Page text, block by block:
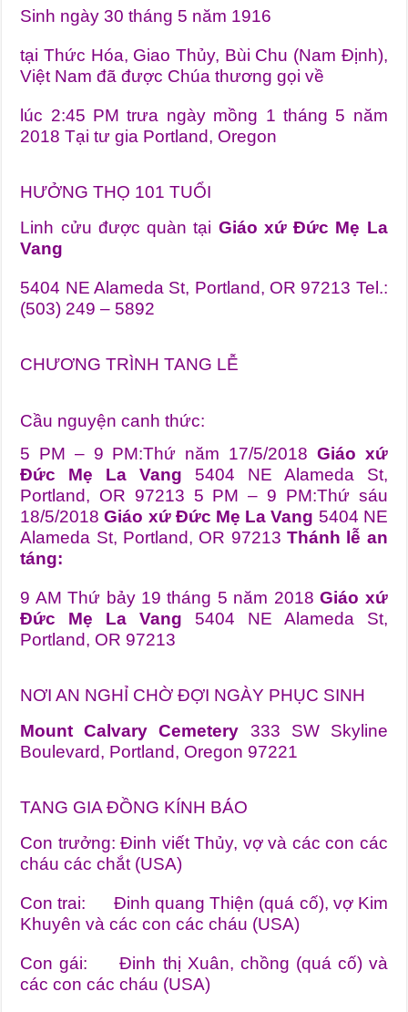
Sinh ngày 30 tháng 5 năm 1916
tại Thức Hóa, Giao Thủy, Bùi Chu (Nam Định),
Việt Nam đã được Chúa thương gọi về
lúc 2:45 PM trưa ngày mồng 1 tháng 5 năm
2018 Tại tư gia Portland, Oregon
HƯỞNG THỌ 101 TUỔI
Linh cửu được quàn tại Giáo xứ Đức Mẹ La
Vang
5404 NE Alameda St, Portland, OR 97213 Tel.:
(503) 249 – 5892
CHƯƠNG TRÌNH TANG LỄ
Cầu nguyện canh thức:
5 PM – 9 PM:Thứ năm 17/5/2018 Giáo xứ
Đức Mẹ La Vang 5404 NE Alameda St,
Portland, OR 97213 5 PM – 9 PM:Thứ sáu
18/5/2018Giáo xứ Đức Mẹ La Vang 5404 NE
Alameda St, Portland, OR 97213Thánh lễ an
táng:
9 AM Thứ bảy 19 tháng 5 năm 2018Giáo xứ
Đức Mẹ La Vang 5404 NE Alameda St,
Portland, OR 97213
NƠI AN NGHỈ CHỜ ĐỢI NGÀY PHỤC SINH
Mount Calvary Cemetery 333 SW Skyline
Boulevard, Portland, Oregon 97221
TANG GIA ĐỒNG KÍNH BÁO
Con trưởng: Đinh viết Thủy, vợ và các con các
cháu các chắt (USA)
Con trai: Đinh quang Thiện (quá cố), vợ Kim
Khuyên và các con các cháu (USA)
Con gái: Đinh thị Xuân, chồng (quá cố) và
các con các cháu (USA)